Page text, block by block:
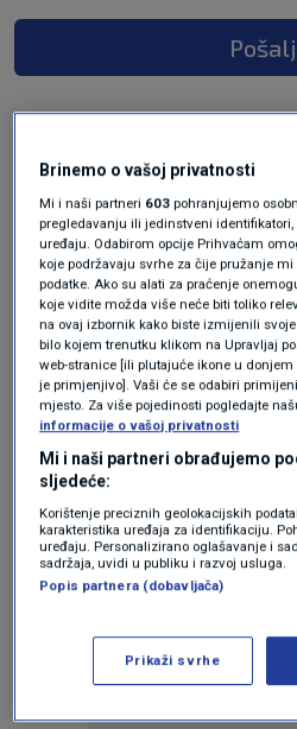
Oglas
Brinemo o vašoj privatnosti
Mi i naši partneri 603 pohranjujemo
pregledavanju ili jedinstveni
uređaju. Odabirom opcije Prihvaćam
koje podržavaju svrhe za čije pružanje
podatke. Ako su alati za praćenje
koje vidite možda više neće biti toliko
na ovaj izbornik kako biste izmijenili
bilo kojem trenutku klikom na Upravljaj
web-stranice [ili plutajuće ikone u
je primjenjivo]. Vaši će se odabiri
mjesto. Za više pojedinosti pogledajte
informacije o vašoj privatnosti
Mi i naši partneri obrađujemo
sljedeće:
Korištenje preciznih geolokacijskih
karakteristika uređaja za identifikaciju.
uređaju. Personalizirano oglašavanje i
sadržaja, uvidi u publiku i razvoj usluga.
Popis partnera (dobavljača)
Prikaži svrhe